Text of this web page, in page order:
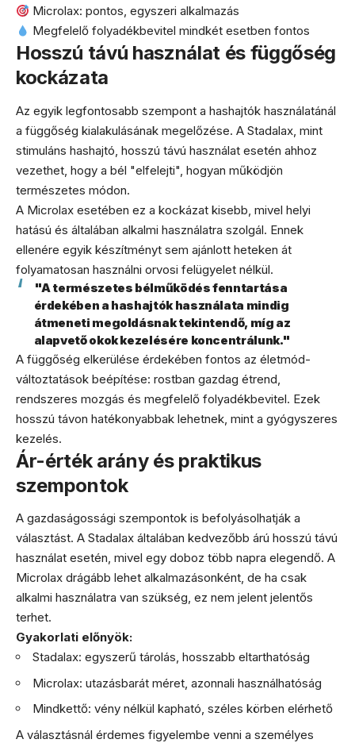
Microlax: pontos, egyszeri alkalmazás
Megfelelő folyadékbevitel mindkét esetben fontos
Hosszú távú használat és függőség
kockázata
Az egyik legfontosabb szempont a hashajtók használatánál
a függőség kialakulásának megelőzése. A Stadalax, mint
stimuláns hashajtó, hosszú távú használat esetén ahhoz
vezethet, hogy a bél "elfelejti", hogyan működjön
természetes módon.
A Microlax esetében ez a kockázat kisebb, mivel helyi
hatású és általában alkalmi használatra szolgál. Ennek
ellenére egyik készítményt sem ajánlott heteken át
folyamatosan használni orvosi felügyelet nélkül.
"A természetes bélműködés fenntartása
érdekében a hashajtók használata mindig
átmeneti megoldásnak tekintendő, míg az
alapvető okok kezelésére koncentrálunk."
A függőség elkerülése érdekében fontos az életmód-
változtatások beépítése: rostban gazdag étrend,
rendszeres mozgás és megfelelő folyadékbevitel. Ezek
hosszú távon hatékonyabbak lehetnek, mint a gyógyszeres
kezelés.
Ár-érték arány és praktikus
szempontok
A gazdaságossági szempontok is befolyásolhatják a
választást. A Stadalax általában kedvezőbb árú hosszú távú
használat esetén, mivel egy doboz több napra elegendő. A
Microlax drágább lehet alkalmazásonként, de ha csak
alkalmi használatra van szükség, ez nem jelent jelentős
terhet.
Gyakorlati előnyök:
Stadalax: egyszerű tárolás, hosszabb eltarthatóság
Microlax: utazásbarát méret, azonnali használhatóság
Mindkettő: vény nélkül kapható, széles körben elérhető
A választásnál érdemes figyelembe venni a személyes